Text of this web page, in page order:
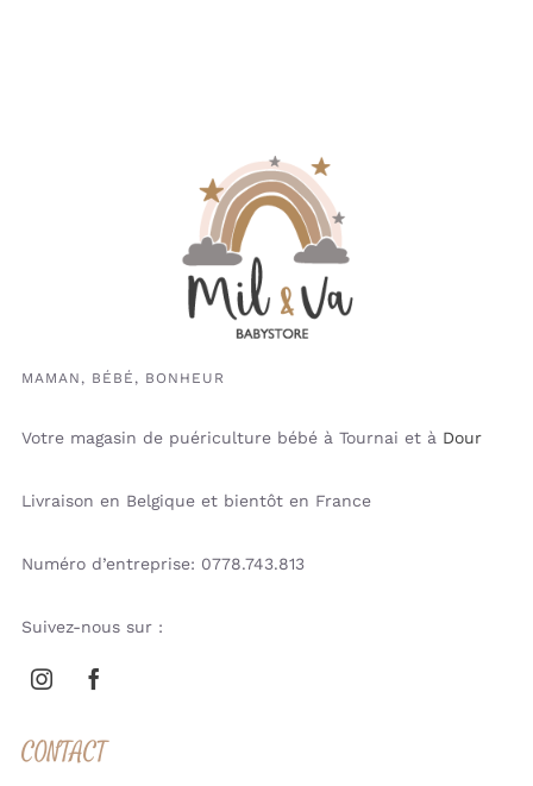
MAMAN, BÉBÉ, BONHEUR
Votre magasin de puériculture bébé à Tournai et à Dour
Livraison en Belgique et bientôt en France
Numéro d’entreprise: 0778.743.813
Suivez-nous sur :
CONTACT